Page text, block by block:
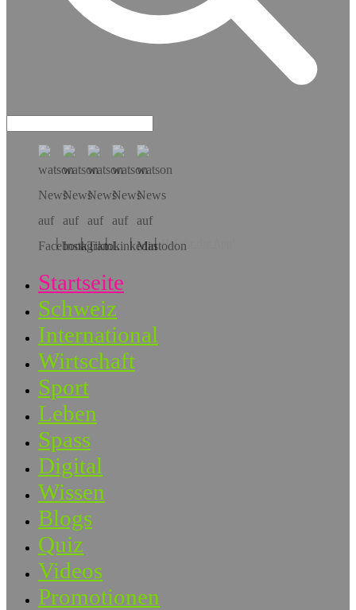
Hol dir die App!
Startseite
Schweiz
International
Wirtschaft
Sport
Leben
Spass
Digital
Wissen
Blogs
Quiz
Videos
Promotionen